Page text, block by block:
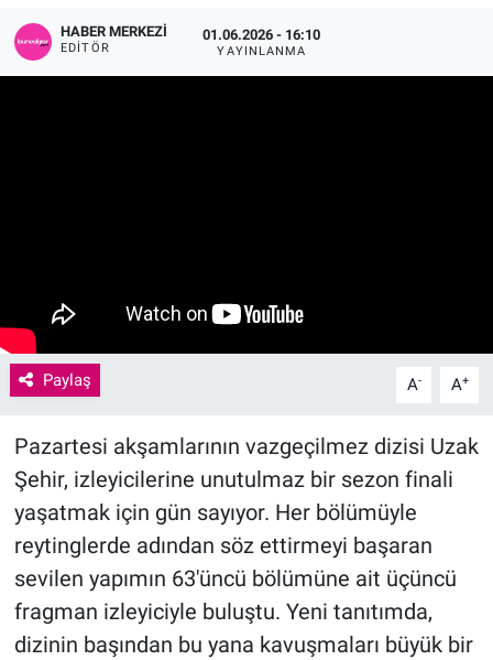
HABER MERKEZI
EDITÖR
01.06.2026 - 16:10
YAYINLANMA
Paylaş A- A+
Pazartesi akşamlarının vazgeçilmez dizisi Uzak
Şehir, izleyicilerine unutulmaz bir sezon finali
yaşatmak için gün sayıyor. Her bölümüyle
reytinglerde adından söz ettirmeyi başaran
sevilen yapımın 63'üncü bölümüne ait üçüncü
fragman izleyiciyle buluştu. Yeni tanıtımda,
dizinin başından bu yana kavuşmaları büyük bir
Teknoloji